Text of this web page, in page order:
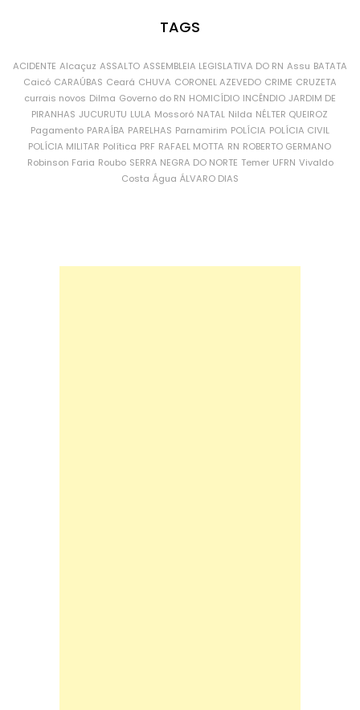
TAGS
ACIDENTE Alcaçuz ASSALTO ASSEMBLEIA LEGISLATIVA DO RN Assu BATATA
Caicó CARAÚBAS Ceará CHUVA CORONEL AZEVEDO CRIME CRUZETA
currais novos Dilma Governo do RN HOMICÍDIO INCÊNDIO JARDIM DE
PIRANHAS JUCURUTU LULA Mossoró NATAL Nilda NÉLTER QUEIROZ
Pagamento PARAÍBA PARELHAS Parnamirim POLÍCIA POLÍCIA CIVIL
POLÍCIA MILITAR Política PRF RAFAEL MOTTA RN ROBERTO GERMANO
Robinson Faria Roubo SERRA NEGRA DO NORTE Temer UFRN Vivaldo
Costa Água ÁLVARO DIAS